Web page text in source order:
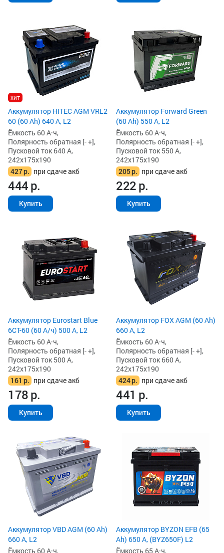
хит
Аккумулятор HITEC AGM VRL2
60 (60 Ah) 640 А, L2
Ёмкость 60 А·ч,
Полярность обратная [- +],
Пусковой ток 640 А,
242x175x190
427р. при сдаче акб
444р.
Купить
Аккумулятор Forward Green
(60 Ah) 550 А, L2
Ёмкость 60 А·ч,
Полярность обратная [- +],
Пусковой ток 550 А,
242x175x190
205р. при сдаче акб
222р.
Купить
Аккумулятор Eurostart Blue
6CT-60 (60 А/ч) 500 А, L2
Ёмкость 60 А·ч,
Полярность обратная [- +],
Пусковой ток 500 А,
242x175x190
161 р. при сдаче акб
178р.
Купить
Аккумулятор FOX AGM (60 Ah)
660 А, L2
Ёмкость 60 А·ч,
Полярность обратная [- +],
Пусковой ток 660 А,
242x175x190
424р. при сдаче акб
441 р.
Купить
Аккумулятор VBD AGM (60 Ah)
660 А, L2
Ёмкость 60 А·ч,
Аккумулятор BYZON EFB (65
Ah) 650 А, (BYZ650F) L2
Ёмкость 65 А·ч,